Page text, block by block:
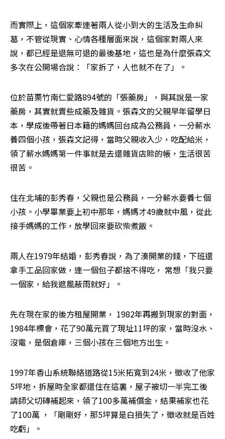
而實際上，這個家牽連著兩人從小到大的生活及生命糾
葛，不管從現實、心情各種層面來說，這個家對兩人來
說，都已經是退無可退的最後基地，這也是為什麼張森文
多次在公開場合說：「家拆了，人也就不在了」。
位於苗栗竹南仁愛路894號的「張藥房」，與其說是一家
藥房，其實就賣些成藥及雜貨。張森文的父親早年留學日
本，學成後帶著日本籍的媽媽回台成為公務員，一分薪水
養四個小孩，張森文記得，當時父親收入少，吃配給米，
領了薪水媽媽第一件事就是去還雜貨店賒的帳，生活很苦
很苦。
住在北埔的彭秀春，父親也是公務員，一分薪水要養七個
小孩。小學畢業要上初中那年，媽媽才49歲就中風，從此
接手媽媽的工作，放學回來要砍柴煮飯。
兩人在1979年結婚，彭秀春說，為了湊開業的錢，下班還
拿手工品回家做，連一個包子都捨不得吃， 常想「我只要
一個家，給我遮風蔽雨就好」。
先在現在家的後方租屋開業， 1982年再搬到現家的對面，
1984年標會，花了90萬元買了現址11坪的家，當時沒水、
沒電，是個倉庫，三個小孩在三個地方出生。
1997年香山系統聯絡道路從15米拓寬到24米，徵收了他家
5坪地，拆屋時全家都還住在這裏，屋子被切一半完工後
請師父切磚補起來，領了100多萬補償金，結果補家也花
了100萬 ，「剛剛好，那5坪算是白損失了，徵收就是百姓
吃虧」。